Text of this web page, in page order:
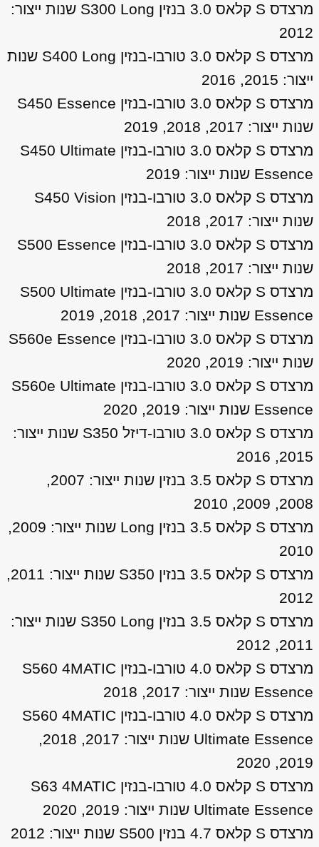
מרצדס S קלאס 3.0 בנזין S300 Long שנות ייצור:
2012
מרצדס S קלאס 3.0 טורבו-בנזין S400 Long שנות
ייצור: 2015, 2016
מרצדס S קלאס 3.0 טורבו-בנזין S450 Essence
שנות ייצור: 2017, 2018, 2019
מרצדס S קלאס 3.0 טורבו-בנזין S450 Ultimate
Essence שנות ייצור: 2019
מרצדס S קלאס 3.0 טורבו-בנזין S450 Vision
שנות ייצור: 2017, 2018
מרצדס S קלאס 3.0 טורבו-בנזין S500 Essence
שנות ייצור: 2017, 2018
מרצדס S קלאס 3.0 טורבו-בנזין S500 Ultimate
Essence שנות ייצור: 2017, 2018, 2019
מרצדס S קלאס 3.0 טורבו-בנזין S560e Essence
שנות ייצור: 2019, 2020
מרצדס S קלאס 3.0 טורבו-בנזין S560e Ultimate
Essence שנות ייצור: 2019, 2020
מרצדס S קלאס 3.0 טורבו-דיזל S350 שנות ייצור:
2015, 2016
מרצדס S קלאס 3.5 בנזין שנות ייצור: 2007,
2008, 2009, 2010
מרצדס S קלאס 3.5 בנזין Long שנות ייצור: 2009,
2010
מרצדס S קלאס 3.5 בנזין S350 שנות ייצור: 2011,
2012
מרצדס S קלאס 3.5 בנזין S350 Long שנות ייצור:
2011, 2012
מרצדס S קלאס 4.0 טורבו-בנזין S560 4MATIC
Essence שנות ייצור: 2017, 2018
מרצדס S קלאס 4.0 טורבו-בנזין S560 4MATIC
Ultimate Essence שנות ייצור: 2017, 2018,
2019, 2020
מרצדס S קלאס 4.0 טורבו-בנזין S63 4MATIC
Ultimate Essence שנות ייצור: 2019, 2020
מרצדס S קלאס 4.7 בנזין S500 שנות ייצור: 2012